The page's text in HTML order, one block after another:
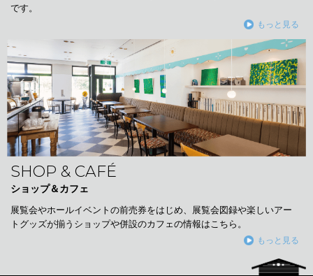
です。
もっと見る
SHOP & CAFÉ
ショップ＆カフェ
展覧会やホールイベントの前売券をはじめ、展覧会図録や楽しいアー
トグッズが揃うショップや併設のカフェの情報はこちら。
もっと見る